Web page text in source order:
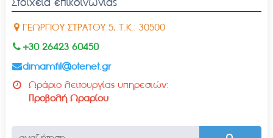
ΓΕΩΡΓΙΟΥ ΣΤΡΑΤΟΥ 5, Τ.Κ.: 30500
+30 26423 60450
dimamfil@otenet.gr
Ωράριο λειτουργίας υπηρεσιών:
Προβολή Ωραρίου